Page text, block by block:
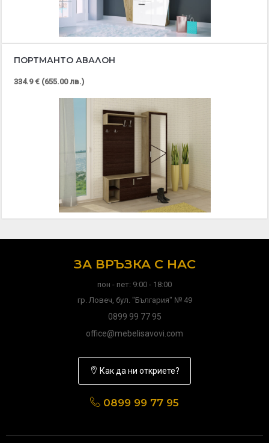
ПОРТМАНТО АВАЛОН
334.9 € (655.00 лв.)
ЗА ВРЪЗКА С НАС
пон - пет: 9:00 - 18:00
гр. Ловеч, бул. "България" № 49
0899 99 77 95
office@mebelisavovi.com
Как да ни откриете?
0899 99 77 95